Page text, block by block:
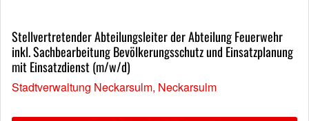
Stellvertretender Abteilungsleiter der Abteilung Feuerwehr
inkl. Sachbearbeitung Bevölkerungsschutz und Einsatzplanung
mit Einsatzdienst (m/w/d)
Stadtverwaltung Neckarsulm, Neckarsulm